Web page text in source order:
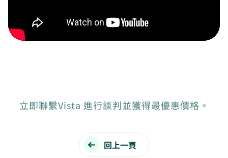
立即聯繫Vista 進行談判並獲得最優惠價格。
回上一頁